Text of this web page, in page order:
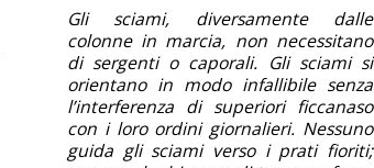
Gli sciami, diversamente dalle
colonne in marcia, non necessitano
di sergenti o caporali. Gli sciami si
orientano in modo infallibile senza
l’interferenza di superiori ficcanaso
con i loro ordini giornalieri. Nessuno
guida gli sciami verso i prati fioriti;